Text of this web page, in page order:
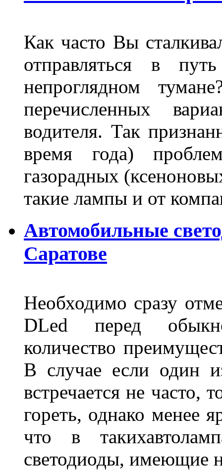
Как часто Вы
отправляться в
непроглядном
перечисленных
водителя. Так
время года)
газорадных
такие лампы и от
Автомобильные
Саратове
Необходимо сразу
DLed перед
количество
В случае если один
встречается не часто,
гореть, однако менее
что в
светодиоды, имеющие